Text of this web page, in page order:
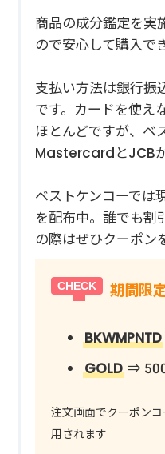
商品の成分鑑定を実
ので安心して購入で
支払い方法は銀行振
です。カードを使え
ほとんどですが、ベ
MastercardとJCBが
ベストケンコーでは
を配布中。誰でも割
の際はぜひクーポン
期間限
BKWMPNTD
GOLD ⇒
注文画面でクーポン
用されます